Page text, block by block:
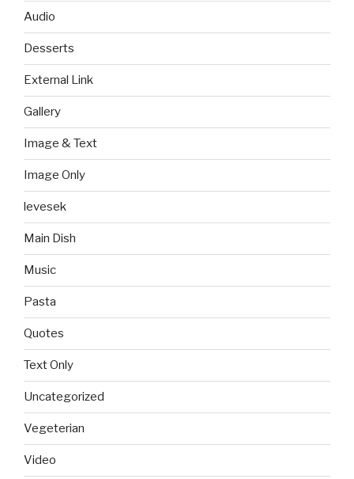
Audio
Desserts
External Link
Gallery
Image & Text
Image Only
levesek
Main Dish
Music
Pasta
Quotes
Text Only
Uncategorized
Vegeterian
Video